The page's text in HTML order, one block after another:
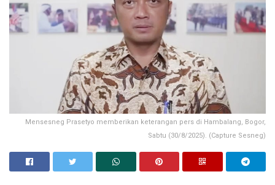
Mensesneg Prasetyo memberikan keterangan pers di Hambalang, Bogor,
Sabtu (30/8/2025). (Capture Sesneg)